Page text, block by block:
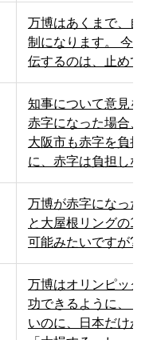
万博はあくまで、自
制になります。 今
伝するのは、止めて
知事について意見を
赤字になった場合、
大阪市も赤字を負担
に、赤字は負担しな
万博が赤字になった
と大屋根リングの
可能みたいですが?
万博はオリンピック
功できるように、ド
いのに、日本だけが